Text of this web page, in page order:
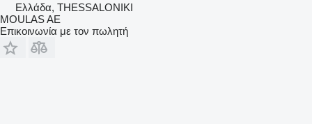
Ελλάδα, THESSALONIKI
MOULAS AE
Επικοινωνία με τον πωλητή